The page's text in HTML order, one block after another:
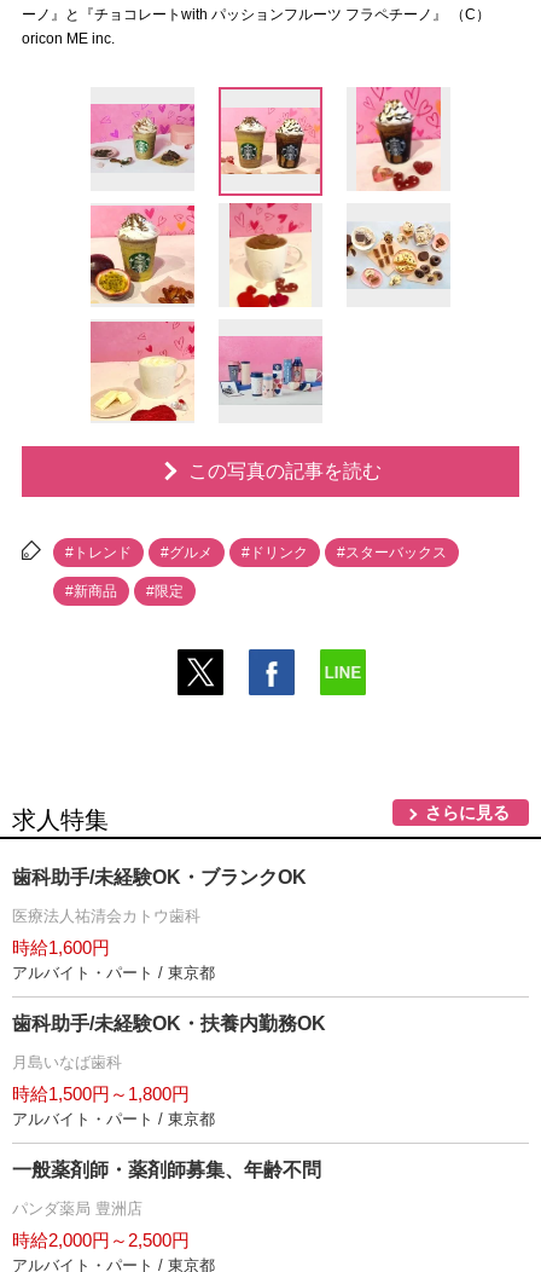
ーノ』と『チョコレートwith パッションフルーツ フラペチーノ』 （C）
oricon ME inc.
この写真の記事を読む
#トレンド #グルメ #ドリンク #スターバックス
#新商品 #限定
求人特集 さらに見る
歯科助手/未経験OK・ブランクOK
医療法人祐清会カトウ歯科
時給1,600円
アルバイト・パート / 東京都
歯科助手/未経験OK・扶養内勤務OK
月島いなば歯科
時給1,500円～1,800円
アルバイト・パート / 東京都
一般薬剤師・薬剤師募集、年齢不問
パンダ薬局 豊洲店
時給2,000円～2,500円
アルバイト・パート / 東京都